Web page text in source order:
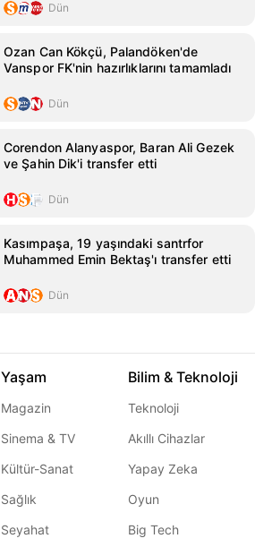
Dün
Ozan Can Kökçü, Palandöken'de
Vanspor FK'nin hazırlıklarını tamamladı
Dün
Corendon Alanyaspor, Baran Ali Gezek
ve Şahin Dik'i transfer etti
Dün
Kasımpaşa, 19 yaşındaki santrfor
Muhammed Emin Bektaş'ı transfer etti
Dün
Yaşam
Magazin
Sinema & TV
Kültür-Sanat
Sağlık
Seyahat
Bilim & Teknoloji
Teknoloji
Akıllı Cihazlar
Yapay Zeka
Oyun
Big Tech